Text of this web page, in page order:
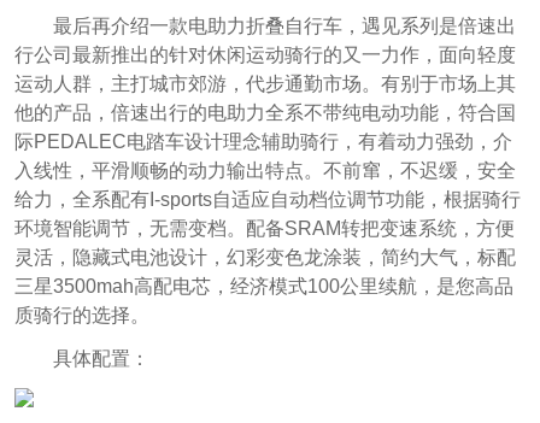
最后再介绍一款电助力折叠自行车，遇见系列是倍速出
行公司最新推出的针对休闲运动骑行的又一力作，面向轻度
运动人群，主打城市郊游，代步通勤市场。有别于市场上其
他的产品，倍速出行的电助力全系不带纯电动功能，符合国
际PEDALEC电踏车设计理念辅助骑行，有着动力强劲，介
入线性，平滑顺畅的动力输出特点。不前窜，不迟缓，安全
给力，全系配有I-sports自适应自动档位调节功能，根据骑行
环境智能调节，无需变档。配备SRAM转把变速系统，方便
灵活，隐藏式电池设计，幻彩变色龙涂装，简约大气，标配
三星3500mah高配电芯，经济模式100公里续航，是您高品
质骑行的选择。
具体配置：